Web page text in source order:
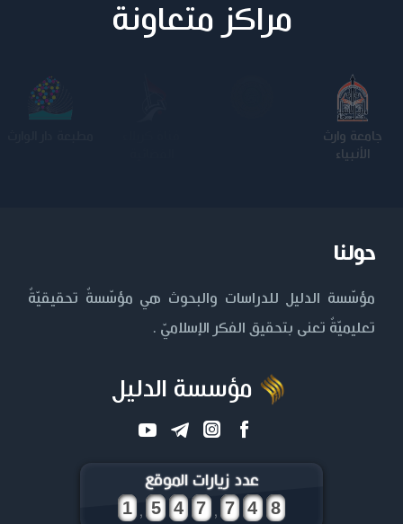
مراكز متعاونة
جامعة وارث
الأنبياء
حولنا
مؤسّسة الدليل للدراسات والبحوث هي مؤسّسةٌ تحقيقيّةٌ
تعليميّةٌ تعنى بتحقيق الفكر الإسلاميّ .
مؤسسة الدليل
عدد زيارات الموقع
, ,